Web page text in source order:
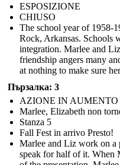
ESPOSIZIONE
CHIUSO
The school year of 1958-
Rock, Arkansas. Schools
integration. Marlee and
friendship angers many
at nothing to make sure
Пързалка: 3
AZIONE IN AUMENTO
Marlee, Elizabeth non
Stanza 5
Fall Fest in arrivo Presto!
Marlee and Liz work on a
speak for half of it. When